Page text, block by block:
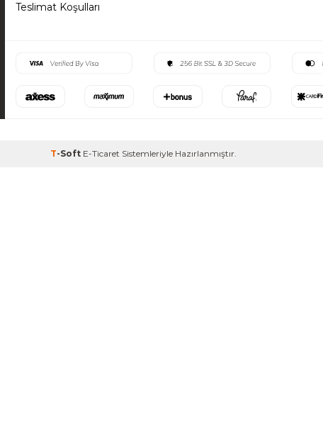
Teslimat Koşulları
T-Soft E-Ticaret Sistemleriyle Hazırlanmıştır.